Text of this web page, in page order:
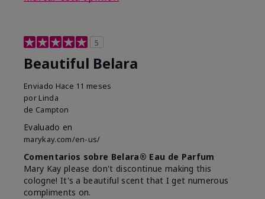
5
Beautiful Belara
Enviado Hace 11 meses
por Linda
de Campton
Evaluado en
marykay.com/en-us/
Comentarios sobre Belara® Eau de Parfum
Mary Kay please don't discontinue making this
cologne! It's a beautiful scent that I get numerous
compliments on.